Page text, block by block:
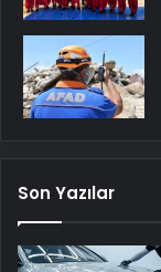
Son Yazılar